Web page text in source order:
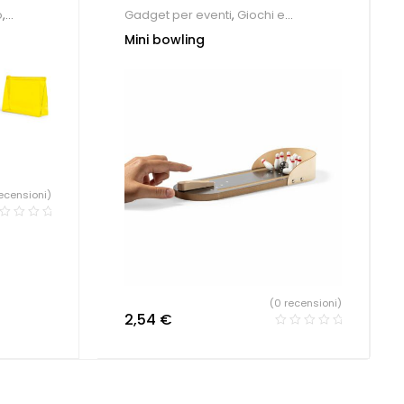
,
Gadget per eventi, Giochi e
giocattoli
Mini bowling
2,54 €
(0 recensioni)